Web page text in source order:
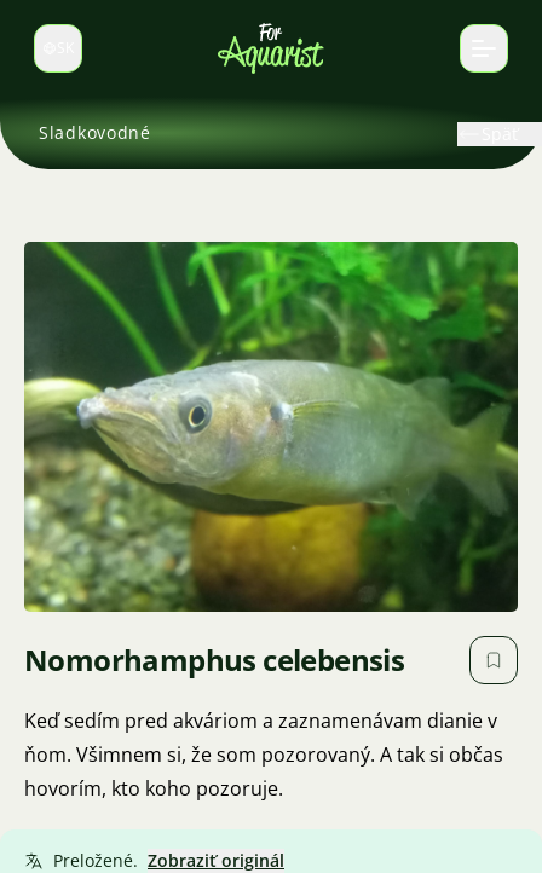
Prepnúť jazyk
Sladkovodné
Nomorhamphus celebensis
Keď sedím pred akváriom a zaznamenávam dianie v
ňom. Všimnem si, že som pozorovaný. A tak si občas
hovorím, kto koho pozoruje.
Preložené. Zobraziť originál